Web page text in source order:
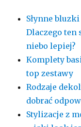
Słynne
Dlaczego ten
niebo lepiej?
Komplety
top zestawy
Rodzaje
dobrać
Stylizacje z